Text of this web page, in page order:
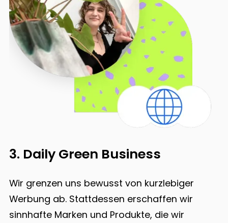
3. Daily Green Business
Wir grenzen uns bewusst von kurzlebiger
Werbung ab. Stattdessen erschaffen wir
sinnhafte Marken und Produkte, die wir